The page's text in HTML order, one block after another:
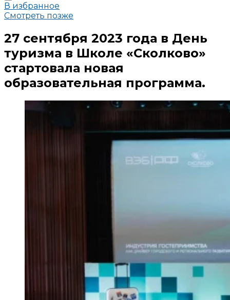
В избранное
Смотреть позже
27 сентября 2023 года в День
туризма в Школе «Сколково»
стартовала новая
образовательная программа.